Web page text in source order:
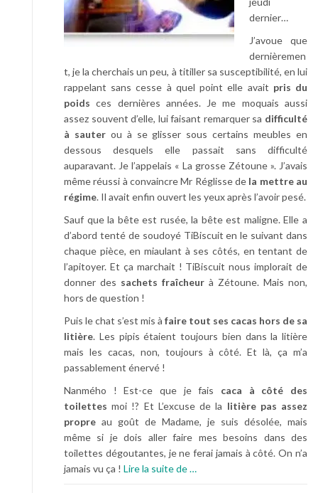
dernier…
J’avoue que
dernièremen
t, je la cherchais un peu, à titiller sa susceptibilité, en lui
rappelant sans cesse à quel point elle avait pris du
poids ces dernières années. Je me moquais aussi
assez souvent d’elle, lui faisant remarquer sa difficulté
à sauter ou à se glisser sous certains meubles en
dessous desquels elle passait sans difficulté
auparavant. Je l’appelais « La grosse Zétoune ». J’avais
même réussi à convaincre Mr Réglisse de la mettre au
régime. Il avait enfin ouvert les yeux après l’avoir pesé.
Sauf que la bête est rusée, la bête est maligne. Elle a
d’abord tenté de soudoyé TiBiscuit en le suivant dans
chaque pièce, en miaulant à ses côtés, en tentant de
l’apitoyer. Et ça marchait ! TiBiscuit nous implorait de
donner des sachets fraîcheur à Zétoune. Mais non,
hors de question !
Puis le chat s’est mis à faire tout ses cacas hors de sa
litière. Les pipis étaient toujours bien dans la litière
mais les cacas, non, toujours à côté. Et là, ça m’a
passablement énervé !
Nanmého ! Est-ce que je fais caca à côté des
toilettes moi !? Et L’excuse de la litière pas assez
propre au goût de Madame, je suis désolée, mais
même si je dois aller faire mes besoins dans des
toilettes dégoutantes, je ne ferai jamais à côté. On n’a
jamais vu ça ! Lire la suite de…